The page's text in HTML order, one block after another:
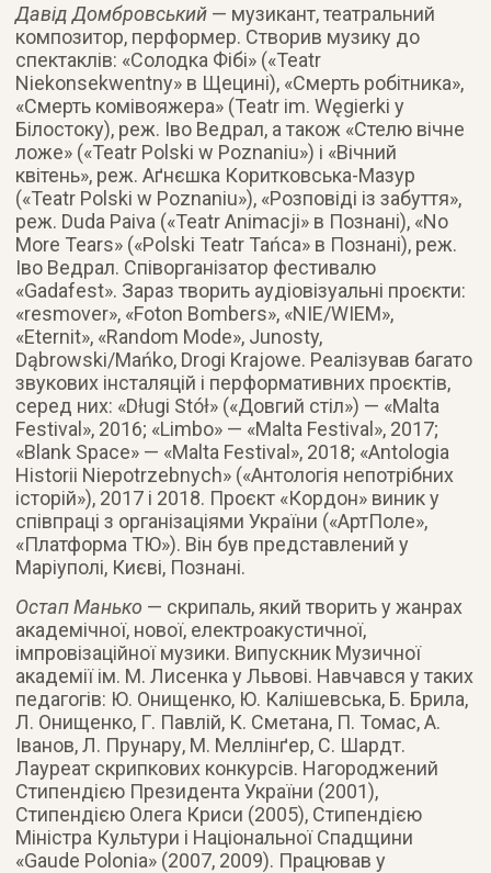
Давід Домбровський — музикант, театральний
композитор, перформер. Створив музику до
спектаклів: «Солодка Фібі» («Teatr
Niekonsekwentny» в Щецині), «Смерть робітника»,
«Смерть комівояжера» (Teatr im. Węgierki у
Білостоку), реж. Іво Ведрал, а також «Стелю вічне
ложе» («Teatr Polski w Poznaniu») і «Вічний
квітень», реж. Аґнєшка Коритковська-Мазур
(«Teatr Polski w Poznaniu»), «Розповіді із забуття»,
реж. Duda Paiva («Teatr Animacji» в Познані), «No
More Tears» («Polski Teatr Tańca» в Познані), реж.
Іво Ведрал. Співорганізатор фестивалю
«Gadafest». Зараз творить аудіовізуальні проєкти:
«resmover», «Foton Bombers», «NIE/WIEM»,
«Eternit», «Random Mode», Junosty,
Dąbrowski/Mańko, Drogi Krajowe. Реалізував багато
звукових інсталяцій і перформативних проєктів,
серед них: «Długi Stół» («Довгий стіл») — «Malta
Festival», 2016; «Limbo» — «Malta Festival», 2017;
«Blank Space» — «Malta Festival», 2018; «Antologia
Historii Niepotrzebnych» («Антологія непотрібних
історій»), 2017 і 2018. Проєкт «Кордон» виник у
співпраці з організаціями України («АртПоле»,
«Платформа ТЮ»). Він був представлений у
Маріуполі, Києві, Познані.
Остап Манько — скрипаль, який творить у жанрах
академічної, нової, електроакустичної,
імпровізаційної музики. Випускник Музичної
академії ім. М. Лисенка у Львові. Навчався у таких
педагогів: Ю. Онищенко, Ю. Калішевська, Б. Брила,
Л. Онищенко, Г. Павлій, К. Сметана, П. Томас, А.
Іванов, Л. Прунару, М. Меллінґер, С. Шардт.
Лауреат скрипкових конкурсів. Нагороджений
Стипендією Президента України (2001),
Стипендією Олега Криси (2005), Стипендією
Міністра Культури і Національної Спадщини
«Gaude Polonia» (2007, 2009). Працював у